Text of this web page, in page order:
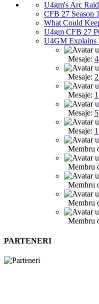
U4gm's Arc
CFB 27 Season
What Could
U4gm CFB 27
U4GM Explains
Mesaje: 4
Mesaje: 2
Mesaje: 1
Mesaje: 5
Mesaje: 1
Membru
Membru
Membru
Membru
Membru
PARTENERI